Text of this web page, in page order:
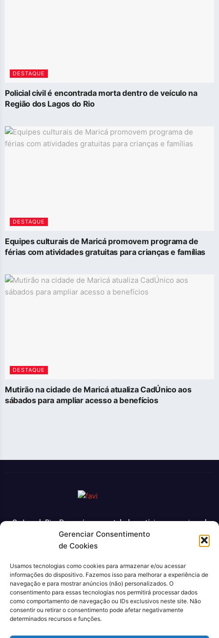
Gerenciar Consentimento
de Cookies
Usamos tecnologias como cookies para armazenar e/ou acessar
informações do dispositivo. Fazemos isso para melhorar a experiência de
navegação e para mostrar anúncios (não) personalizados. O
consentimento para essas tecnologias nos permitirá processar dados
como comportamento de navegação ou IDs exclusivos neste site. Não
consentir ou retirar o consentimento pode afetar negativamente
determinados recursos e funções.
DESTAQUE
Policial civil é encontrada morta dentro de veículo na
Região dos Lagos do Rio
DESTAQUE
Equipes culturais de Maricá promovem programa de
férias com atividades gratuitas para crianças e famílias
DESTAQUE
Mutirão na cidade de Maricá atualiza CadÚnico aos
sábados para ampliar acesso a benefícios
O Jornal Rio Press é um portal de notícias e um jornal
impresso que cobre diversas notícias sobre a cidade do
Rio de Janeiro. Com uma abordagem abrangente e
sobre política, economia, cultura, entre outros temas
relevantes para a população carioca. Além disso, o Jornal
Rio Press oferece conteúdo exclusivo em sua versão
online, trazendo ainda mais facilidade e comodidade para
seus leitores.